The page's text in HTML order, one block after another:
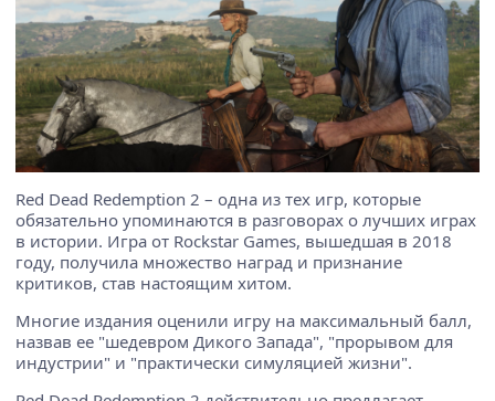
Red Dead Redemption 2 – одна из тех игр, которые
обязательно упоминаются в разговорах о лучших играх
в истории. Игра от Rockstar Games, вышедшая в 2018
году, получила множество наград и признание
критиков, став настоящим хитом.
Многие издания оценили игру на максимальный балл,
назвав ее "шедевром Дикого Запада", "прорывом для
индустрии" и "практически симуляцией жизни".